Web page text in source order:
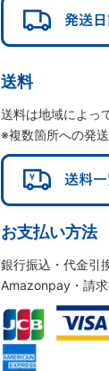
送料
送料は地域によっ
※複数箇所への発送
お支払い方法
銀行振込・代金引
Amazonpay・請